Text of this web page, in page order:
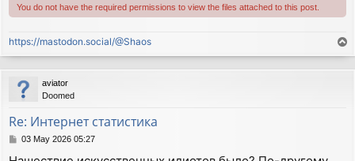
You do not have the required permissions to view the files attached to this post.
https://mastodon.social/@Shaos
o
p
aviator
Doomed
Re: Интернет статистика
P03 May 2026 05:27